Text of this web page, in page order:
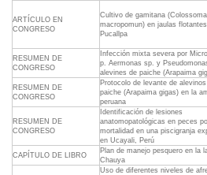
ARTÍCULO EN
CONGRESO
Cultivo de gamitana (Colossoma
macropomun) en jaulas
Pucallpa
RESUMEN DE
CONGRESO
Infección mixta severa por
p. Aermonas sp. y
alevines de paiche (Arapaima
RESUMEN DE
CONGRESO
Protocolo de levante de
paiche (Arapaima gigas) en la
peruana
RESUMEN DE
CONGRESO
Identificación de lesiones
anatomopatológicas en peces
mortalidad en una piscigranja
en Ucayali, Perú
CAPÍTULO DE LIBRO
Plan de manejo pesquero en la
Chauya
Uso de diferentes niveles de